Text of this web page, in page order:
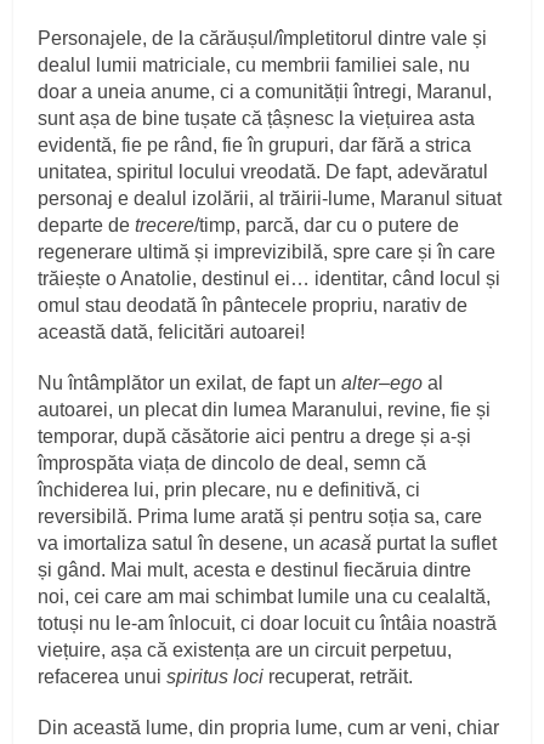
Personajele, de la cărăușul/împletitorul dintre vale și
dealul lumii matriciale, cu membrii familiei sale, nu
doar a uneia anume, ci a comunității întregi, Maranul,
sunt așa de bine tușate că țâșnesc la viețuirea asta
evidentă, fie pe rând, fie în grupuri, dar fără a strica
unitatea, spiritul locului vreodată. De fapt, adevăratul
personaj e dealul izolării, al trăirii-lume, Maranul situat
departe detrecere/timp, parcă, dar cu o putere de
regenerare ultimă și imprevizibilă, spre care și în care
trăiește o Anatolie, destinul ei… identitar, când locul și
omul stau deodată în pântecele propriu, narativ de
această dată, felicitări autoarei!
Nu întâmplător un exilat, de fapt unalter–ego al
autoarei, un plecat din lumea Maranului, revine, fie și
temporar, după căsătorie aici pentru a drege și a-și
împrospăta viața de dincolo de deal, semn că
închiderea lui, prin plecare, nu e definitivă, ci
reversibilă. Prima lume arată și pentru soția sa, care
va imortaliza satul în desene, unacasă purtat la suflet
și gând. Mai mult, acesta e destinul fiecăruia dintre
noi, cei care am mai schimbat lumile una cu cealaltă,
totuși nu le-am înlocuit, ci doar locuit cu întâia noastră
viețuire, așa că existența are un circuit perpetuu,
refacerea unuispiritus loci recuperat, retrăit.
Din această lume, din propria lume, cum ar veni, chiar